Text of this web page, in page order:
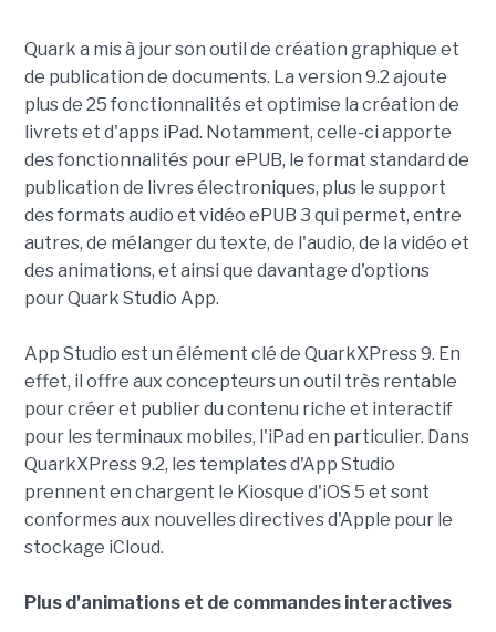
Quark a mis à jour son outil de création graphique et
de publication de documents. La version 9.2 ajoute
plus de 25 fonctionnalités et optimise la création de
livrets et d'apps iPad. Notamment, celle-ci apporte
des fonctionnalités pour ePUB, le format standard de
publication de livres électroniques, plus le support
des formats audio et vidéo ePUB 3 qui permet, entre
autres, de mélanger du texte, de l'audio, de la vidéo et
des animations, et ainsi que davantage d'options
pour Quark Studio App.
App Studio est un élément clé de QuarkXPress 9. En
effet, il offre aux concepteurs un outil très rentable
pour créer et publier du contenu riche et interactif
pour les terminaux mobiles, l'iPad en particulier. Dans
QuarkXPress 9.2, les templates d'App Studio
prennent en chargent le Kiosque d'iOS 5 et sont
conformes aux nouvelles directives d'Apple pour le
stockage iCloud.
Plus d'animations et de commandes interactives